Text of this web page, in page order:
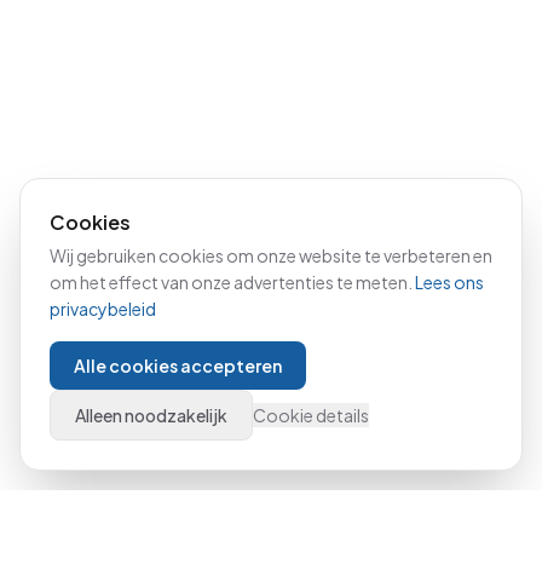
Cookies
Wij gebruiken cookies om onze website te verbeteren en
om het effect van onze advertenties te meten. Lees ons
privacybeleid
Alle cookies accepteren
Alleen noodzakelijk Cookie details